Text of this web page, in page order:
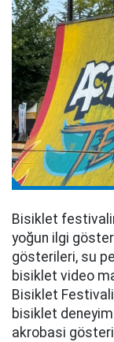
Bisiklet
yoğun ilgi
gösterileri, su
bisiklet video
Bisiklet
bisiklet
akrobasi